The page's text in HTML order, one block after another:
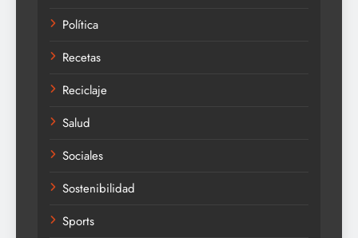
Política
Recetas
Reciclaje
Salud
Sociales
Sostenibilidad
Sports